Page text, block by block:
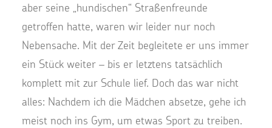
aber seine „hundischen“ Straßenfreunde
getroffen hatte, waren wir leider nur noch
Nebensache. Mit der Zeit begleitete er uns immer
ein Stück weiter – bis er letztens tatsächlich
komplett mit zur Schule lief. Doch das war nicht
alles: Nachdem ich die Mädchen absetze, gehe ich
meist noch ins Gym, um etwas Sport zu treiben.